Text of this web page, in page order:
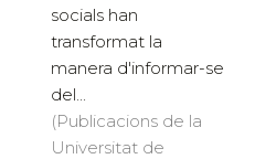
socials han
transformat la
manera d'informar-se
del...
(Publicacions de la
Universitat de